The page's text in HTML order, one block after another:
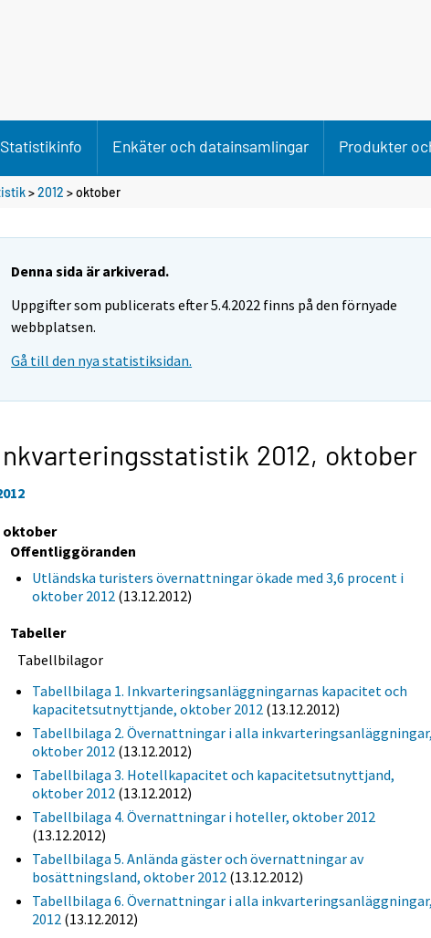
Statistikinfo Enkäter och datainsamlingar Produkter
>2012 >oktober
Denna sida är arkiverad.
Uppgifter som publicerats efter 5.4.2022 finns på den förnyade
webbplatsen.
Gå till den nya statistiksidan.
2012, oktober
oktober
Offentliggöranden
Utländska turisters övernattningar ökade med 3,6 procent i
oktober 2012 (13.12.2012)
Tabeller
Tabellbilagor
Tabellbilaga 1. Inkvarteringsanläggningarnas kapacitet och
kapacitetsutnyttjande, oktober 2012 (13.12.2012)
Tabellbilaga 2. Övernattningar i alla
oktober 2012 (13.12.2012)
Tabellbilaga 3. Hotellkapacitet och kapacitetsutnyttjand,
oktober 2012 (13.12.2012)
Tabellbilaga 4. Övernattningar i hoteller, oktober 2012
(13.12.2012)
Tabellbilaga 5. Anlända gäster och övernattningar av
bosättningsland, oktober 2012 (13.12.2012)
Tabellbilaga 6. Övernattningar i alla
2012 (13.12.2012)